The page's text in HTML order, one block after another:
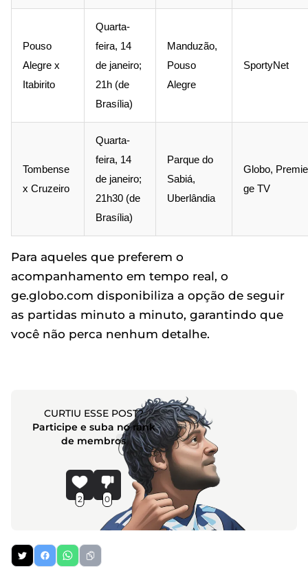
Pouso
Alegre x
Itabirito
Quarta-
feira, 14
de janeiro;
21h (de
Brasília)
Manduzão,
Pouso
Alegre
SportyNet
Tombense
x Cruzeiro
Quarta-
feira, 14
de janeiro;
21h30 (de
Brasília)
Parque do
Sabiá,
Uberlândia
Globo,
ge TV
Para aqueles que preferem o
acompanhamento em tempo real, o
ge.globo.com disponibiliza a opção de seguir
as partidas minuto a minuto, garantindo que
você não perca nenhum detalhe.
CURTIU ESSE POST?
Participe e suba no rank
de membros
2 0